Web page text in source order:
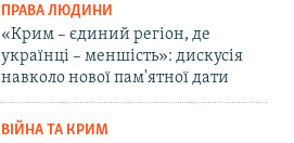
ПРАВА ЛЮДИНИ
«Крим – єдиний регіон, де
українці – меншість»: дискусія
навколо нової пам'ятної дати
ВІЙНА ТА КРИМ